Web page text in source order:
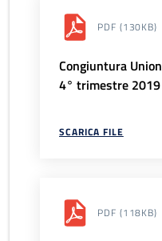
PDF (130KB)
Congiuntura
4° trimestre 2019
SCARICA FILE
PDF (118KB)